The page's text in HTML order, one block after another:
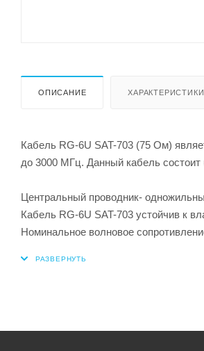
ОПИСАНИЕ ХАРАКТЕРИСТИКИ
Кабель RG-6U SAT-703 (75 Ом)
до 3000 МГц. Данный кабель состоит
Центральный проводник-
Кабель RG-6U SAT-703 устойчив к
Номинальное волновое